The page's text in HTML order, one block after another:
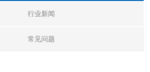
行业新闻
常见问题